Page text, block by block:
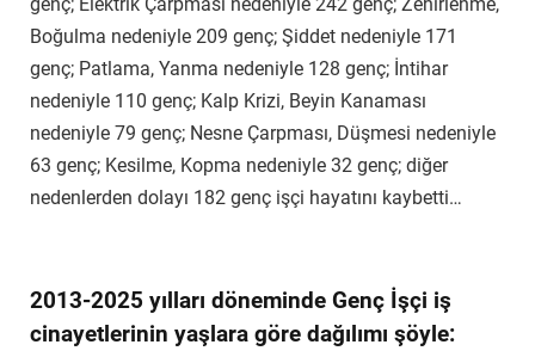
Boğulma nedeniyle 209 genç; Şiddet nedeniyle 171
genç; Patlama, Yanma nedeniyle 128 genç; İntihar
nedeniyle 110 genç; Kalp Krizi, Beyin Kanaması
nedeniyle 79 genç; Nesne Çarpması, Düşmesi nedeniyle
63 genç; Kesilme, Kopma nedeniyle 32 genç; diğer
nedenlerden dolayı 182 genç işçi hayatını kaybetti…
2013-2025 yılları döneminde Genç İşçi iş
cinayetlerinin yaşlara göre dağılımı şöyle: